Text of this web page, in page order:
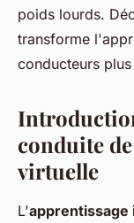
poids lourds.
transforme
conducteurs
conduite
virtuelle
L'apprentissage